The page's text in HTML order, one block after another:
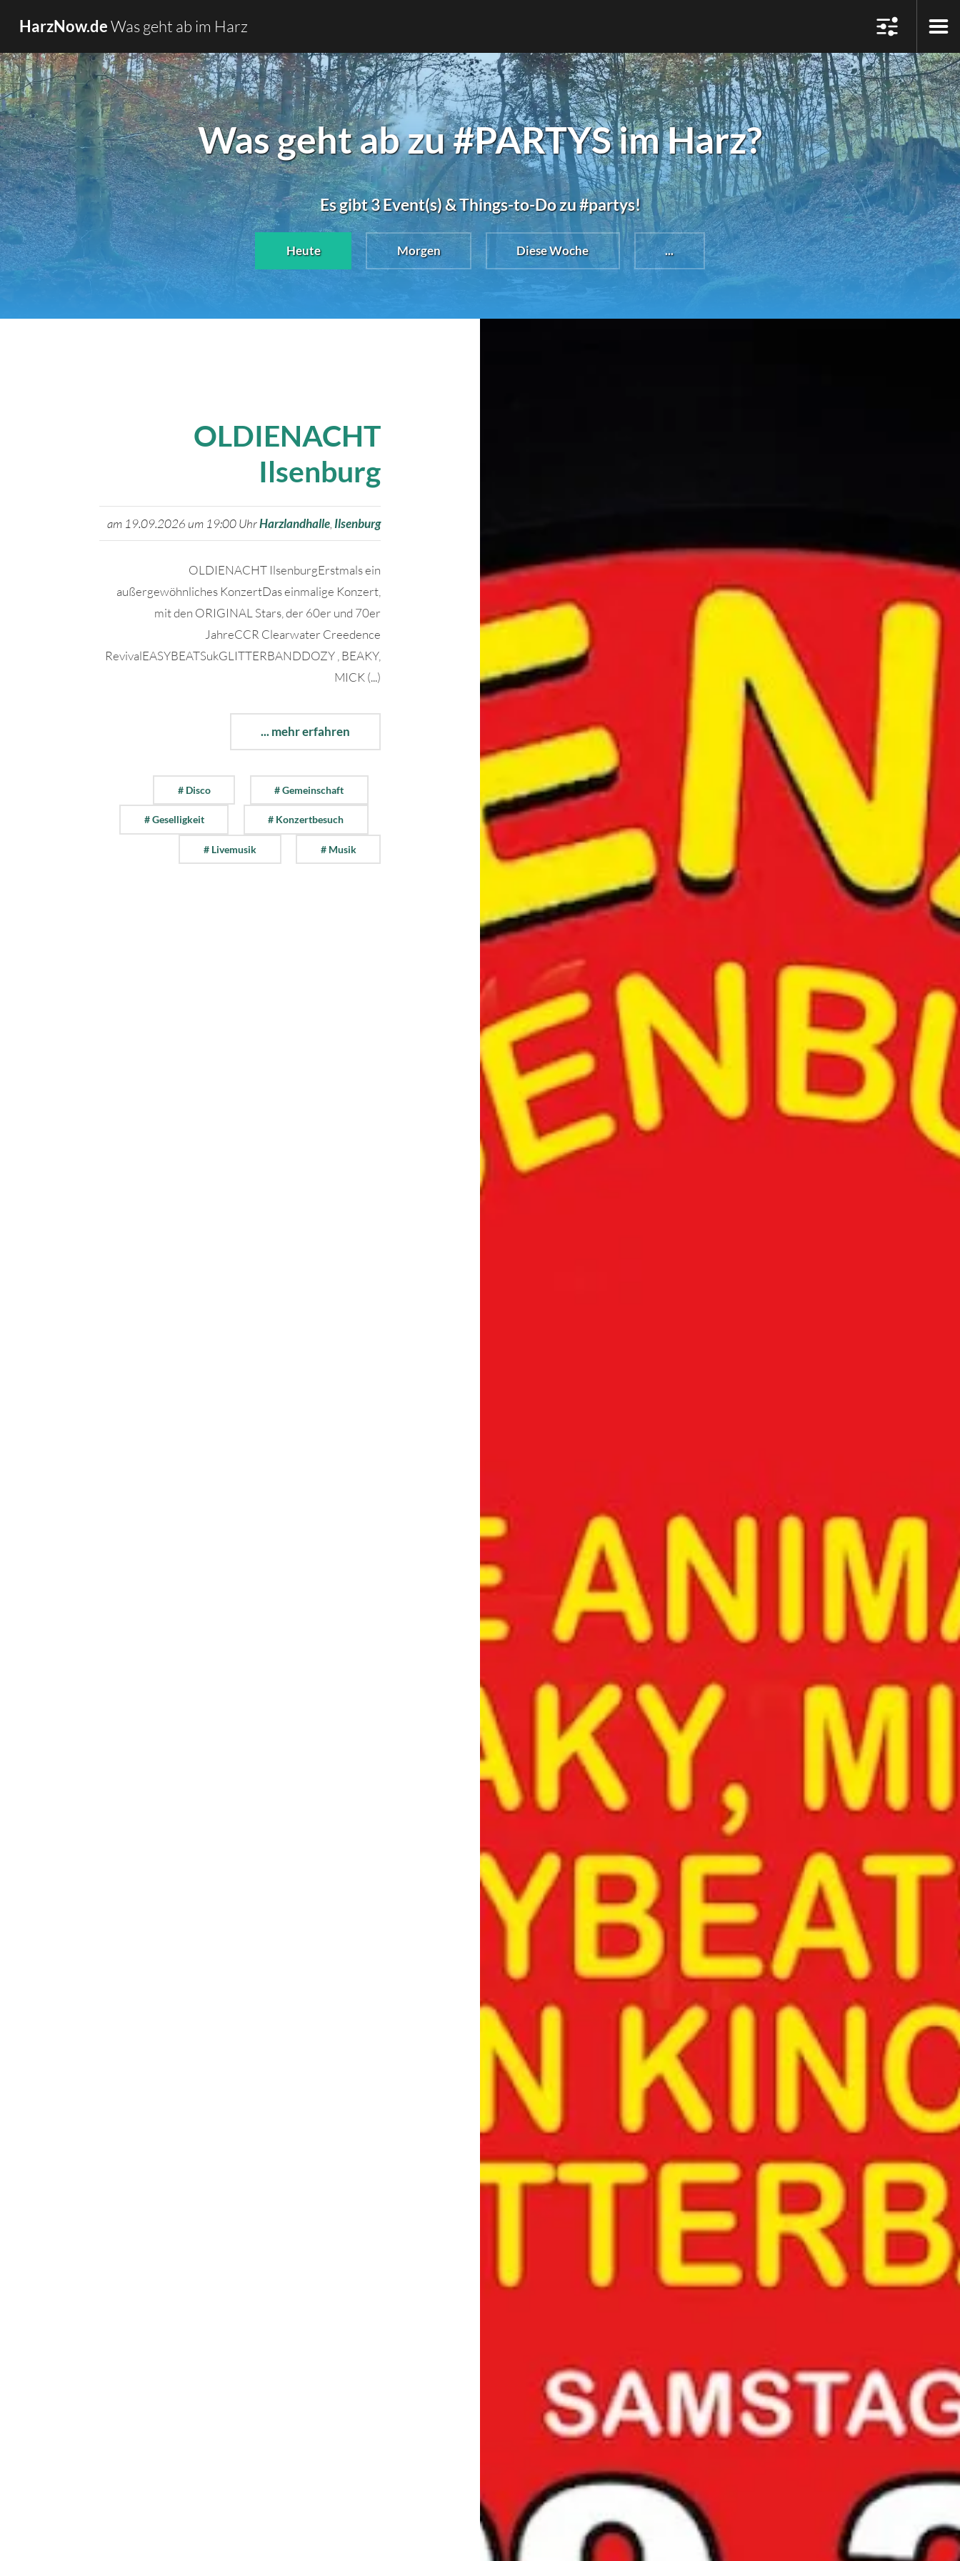
HarzNow.deWas geht ab im Harz
Was geht ab zu #PARTYS im Harz?
Es gibt 3 Event(s) & Things-to-Do zu #partys!
Heute Morgen Diese Woche ...
OLDIENACHT
Ilsenburg
am 19.09.2026 um 19:00 UhrHarzlandhalle Ilsenburg
OLDIENACHT IlsenburgErstmals ein
außergewöhnliches KonzertDas einmalige Konzert,
mit den ORIGINAL Stars, der 60er und 70er
JahreCCR Clearwater Creedence
RevivalEASYBEATSukGLITTERBANDDOZY , BEAKY,
MICK (...)
... mehr erfahren
# Disco # Gemeinschaft
# Geselligkeit # Konzertbesuch
# Livemusik # Musik